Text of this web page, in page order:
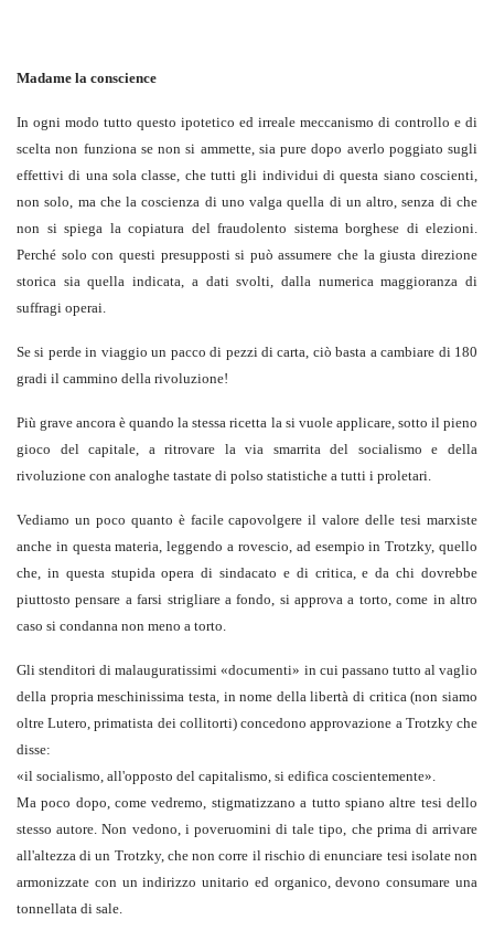
Madame la conscience
In ogni modo tutto questo ipotetico ed irreale meccanismo di controllo e di
scelta non funziona se non si ammette, sia pure dopo averlo poggiato sugli
effettivi di una sola classe, che tutti gli individui di questa siano coscienti,
non solo, ma che la coscienza di uno valga quella di un altro, senza di che
non si spiega la copiatura del fraudolento sistema borghese di elezioni.
Perché solo con questi presupposti si può assumere che la giusta direzione
storica sia quella indicata, a dati svolti, dalla numerica maggioranza di
suffragi operai.
Se si perde in viaggio un pacco di pezzi di carta, ciò basta a cambiare di 180
gradi il cammino della rivoluzione!
Più grave ancora è quando la stessa ricetta la si vuole applicare, sotto il pieno
gioco del capitale, a ritrovare la via smarrita del socialismo e della
rivoluzione con analoghe tastate di polso statistiche a tutti i proletari.
Vediamo un poco quanto è facile capovolgere il valore delle tesi marxiste
anche in questa materia, leggendo a rovescio, ad esempio in Trotzky, quello
che, in questa stupida opera di sindacato e di critica, e da chi dovrebbe
piuttosto pensare a farsi strigliare a fondo, si approva a torto, come in altro
caso si condanna non meno a torto.
Gli stenditori di malauguratissimi «documenti» in cui passano tutto al vaglio
della propria meschinissima testa, in nome della libertà di critica (non siamo
oltre Lutero, primatista dei collitorti) concedono approvazione a Trotzky che
disse:
«il socialismo, all'opposto del capitalismo, si edifica coscientemente».
Ma poco dopo, come vedremo, stigmatizzano a tutto spiano altre tesi dello
stesso autore. Non vedono, i poveruomini di tale tipo, che prima di arrivare
all'altezza di un Trotzky, che non corre il rischio di enunciare tesi isolate non
armonizzate con un indirizzo unitario ed organico, devono consumare una
tonnellata di sale.